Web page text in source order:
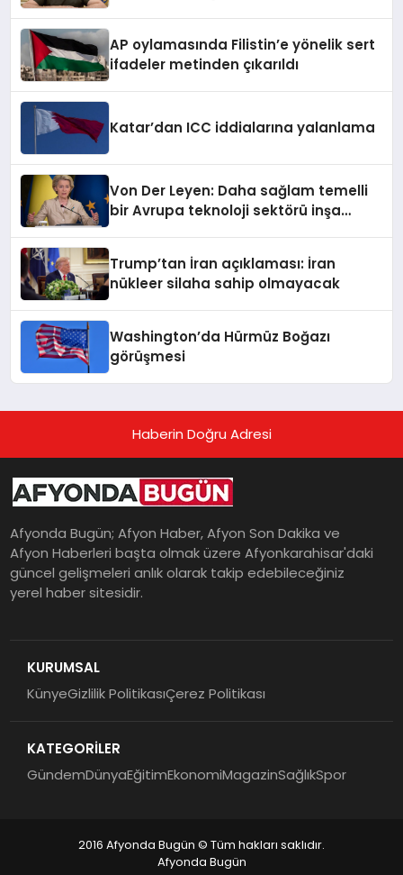
AP oylamasında Filistin’e yönelik sert
ifadeler metinden çıkarıldı
Katar’dan ICC iddialarına yalanlama
Von Der Leyen: Daha sağlam temelli
bir Avrupa teknoloji sektörü inşa
Trump’tan İran açıklaması: İran
nükleer silaha sahip olmayacak
Washington’da Hürmüz Boğazı
görüşmesi
Haberin Doğru Adresi
Afyonda Bugün; Afyon Haber, Afyon Son Dakika ve
Afyon Haberleri başta olmak üzere Afyonkarahisar'daki
güncel gelişmeleri anlık olarak takip edebileceğiniz
yerel haber sitesidir.
KURUMSAL
KünyeGizlilik PolitikasıÇerez Politikası
KATEGORİLER
GündemDünyaEğitimEkonomiMagazinSağlıkSpor
2016 Afyonda Bugün © Tüm hakları saklıdır.
Afyonda Bugün